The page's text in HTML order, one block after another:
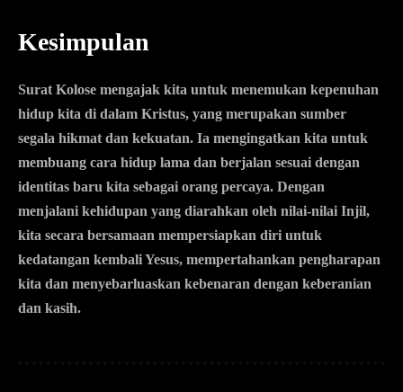
Kesimpulan
Surat Kolose mengajak kita untuk menemukan kepenuhan
hidup kita di dalam Kristus, yang merupakan sumber
segala hikmat dan kekuatan. Ia mengingatkan kita untuk
membuang cara hidup lama dan berjalan sesuai dengan
identitas baru kita sebagai orang percaya. Dengan
menjalani kehidupan yang diarahkan oleh nilai-nilai Injil,
kita secara bersamaan mempersiapkan diri untuk
kedatangan kembali Yesus, mempertahankan pengharapan
kita dan menyebarluaskan kebenaran dengan keberanian
dan kasih.